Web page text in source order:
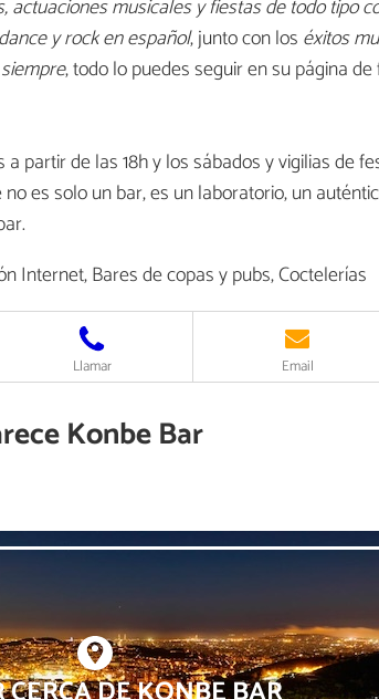
actuaciones musicales y fiestas de todo tipo
y rock en español, junto con los éxitos
, todo lo puedes seguir en su página
partir de las 18h y los sábados y vigilias de
es solo un bar, es un laboratorio, un
Internet, Bares de copas y pubs, Coctelerías
Llamar Email
Konbe Bar